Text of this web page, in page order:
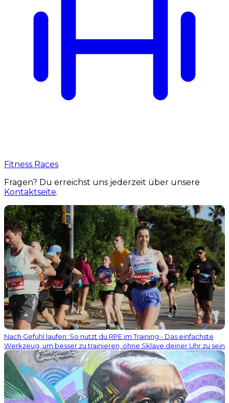
Fitness Races
Fragen? Du erreichst uns jederzeit über unsere
Kontaktseite.
Nach Gefühl laufen: So nutzt du RPE im Training - Das einfachste
Werkzeug, um besser zu trainieren, ohne Sklave deiner Uhr zu sein